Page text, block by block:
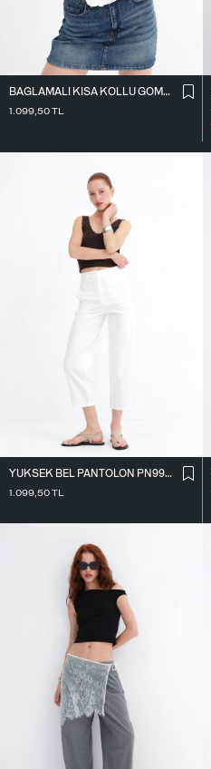
BAĞLAMALI KISA KOLLU GÖMLEK G18322
1.099,50TL
YÜKSEK BEL PANTOLON PN9957
1.099,50TL